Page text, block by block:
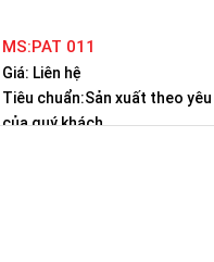
MS:PAT 011
Giá: Liên hệ
Tiêu chuẩn:Sản xuất theo
của quý khách